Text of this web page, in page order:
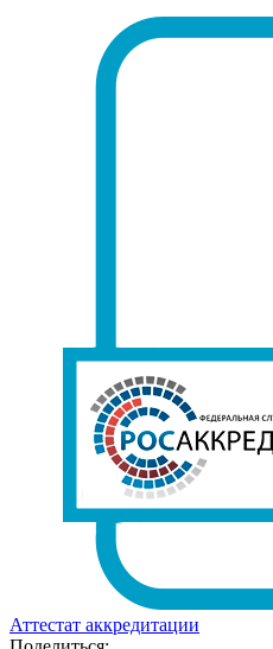
Аттестат аккредитации